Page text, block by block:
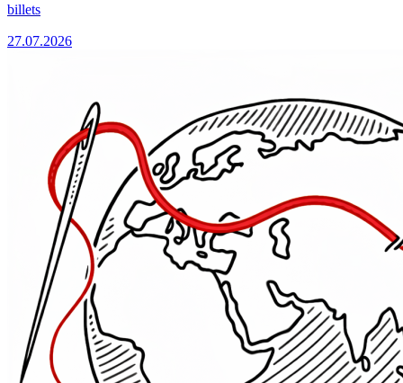
billets
27.07.2026